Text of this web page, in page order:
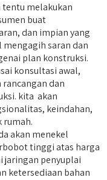
tentu melakukan
buat
dan impian yang
saran dan
plan konstruksi.
konsultasi awal,
dan
kita akan
keindahan,
rumah.
akan menekel
tinggi atas harga
jaringan penyuplai
ketersediaan bahan